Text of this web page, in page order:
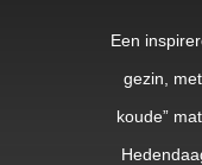
Een
gezin,
koude”